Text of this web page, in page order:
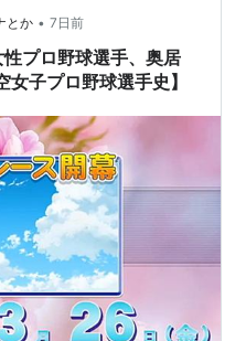
とか • 7日前
性プロ野球選手、奥居
子プロ野球選手史】